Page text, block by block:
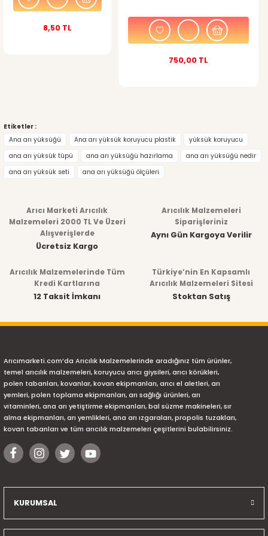
8,50 TL
750,00 TL
Etiketler :
Ana arı yüksüğü
Ana arı yüksük koruyucu plastik
yüksük koruyucu
ana arı yüksük tüpü
ana arı yüksüğü hazırlama
ana arı yüksüğü nedir
ana arı yüksük seti
ana arı yüksüğü ölçüleri
Arıcı Marketi Arıcılık
Malzemeleri 2000 TL Ve Üzeri
Alışverişlerde
Ücretsiz Kargo
Arıcılık Malzemeleri
Siparişleriniz
Aynı Gün Kargoya Verilir
Arıcılık Malzemelerinde Tüm
Kredi Kartlarına
12 Taksit İmkanı
Türkiye’nin En Kapsamlı
Arıcılık Malzemeleri Sitesi
Stoktan Satış
Arıcımarketi.com’da Arıcılık Malzemelerinde aradığınız tüm ürünler,
temel arıcılık malzemeleri, koruyucu arıcı giysileri, arıcı körükleri,
polen tabanları, kovanlar, kovan ekipmanları, arıcı el aletleri, arı
yemleri, polen toplama ekipmanları, arı sağlığı ürünleri, arı
vitaminleri, ana arı yetiştirme ekipmanları, bal süzme makineleri, sır
alma ekipmanları, arı yemlikleri, ana arı ızgaraları, propolis tuzakları,
kovan tabanları ve tüm arıcılık malzemeleri çeşitlerini bulabilirsiniz.
KURUMSAL